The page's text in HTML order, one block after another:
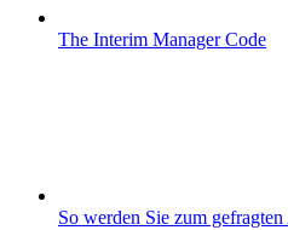
The Interim Manager Code
So werden Sie zum